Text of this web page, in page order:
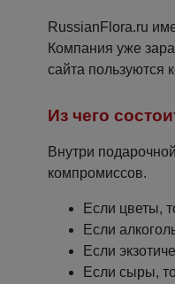
RussianFlora.ru
Компания уже
сайта пользуются
Из чего
Внутри
компромиссов.
Если цветы,
Если
Если
Если сыры,